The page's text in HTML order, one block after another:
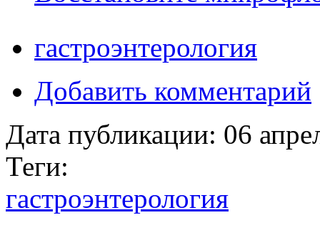
гастроэнтерология
Добавить комментарий
Дата публикации: 06
Теги:
гастроэнтерология